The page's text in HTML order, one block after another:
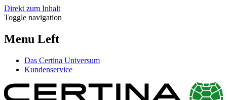
Direkt zum Inhalt
Toggle navigation
Menu Left
Das Certina Universum
Kundenservice